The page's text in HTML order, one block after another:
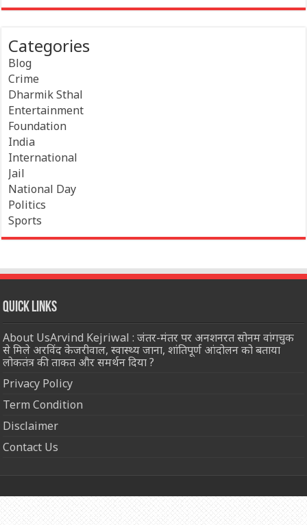
Categories
Blog
Crime
Dharmik Sthal
Entertainment
Foundation
India
International
Jail
National Day
Politics
Sports
Quick Links
About UsArvind Kejriwal : जंतर-मंतर पर अनशनरत सोनम वांगचुक
से मिले अरविंद केजरीवाल, स्वास्थ्य जाना, शांतिपूर्ण आंदोलन को बताया
लोकतंत्र की ताकत और समर्थन दिया ?
Privacy Policy
Term Condition
Disclaimer
Contact Us